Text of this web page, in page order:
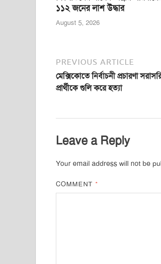
১১২ জনের লাশ উদ্ধার
August 5, 2026
PREVIOUS ARTICLE
মেক্সিকোতে নির্বাচনী প্রচারণা
প্রার্থীকে গুলি করে হত্যা
Leave a Reply
Your email address will not be
COMMENT*